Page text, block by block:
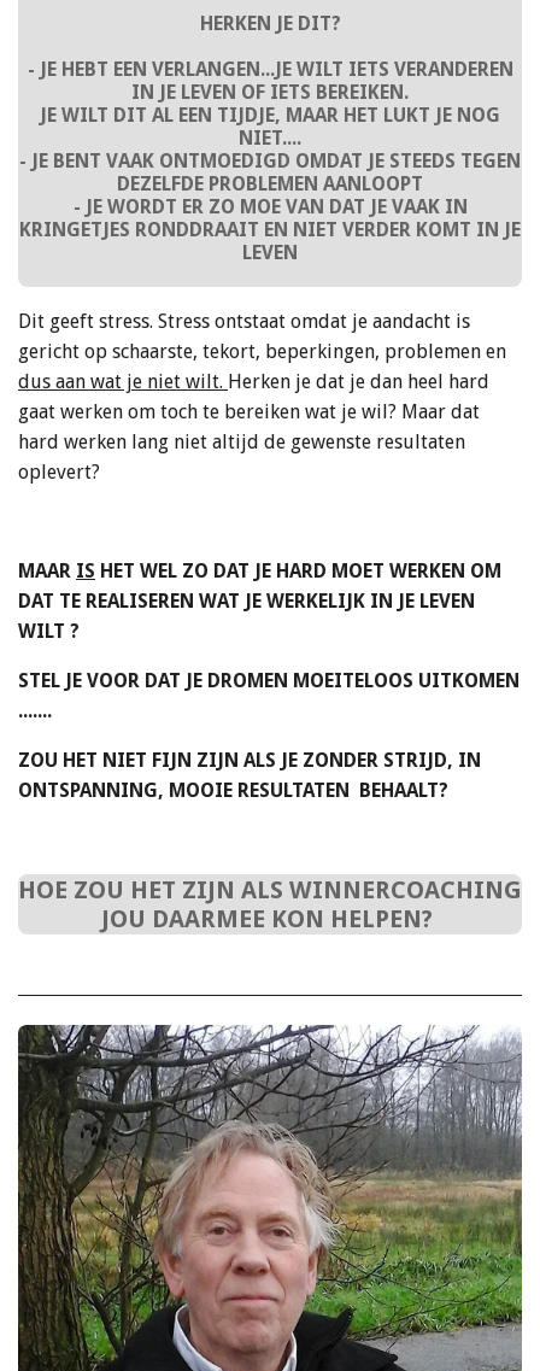
HERKEN JE DIT?
- JE HEBT EEN VERLANGEN...JE WILT IETS VERANDEREN
IN JE LEVEN OF IETS BEREIKEN.
JE WILT DIT AL EEN TIJDJE, MAAR HET LUKT JE NOG
NIET....
- JE BENT VAAK ONTMOEDIGD OMDAT JE STEEDS TEGEN
DEZELFDE PROBLEMEN AANLOOPT
- JE WORDT ER ZO MOE VAN DAT JE VAAK IN
KRINGETJES RONDDRAAIT EN NIET VERDER KOMT IN JE
LEVEN
Dit geeft stress. Stress ontstaat omdat je aandacht is
gericht op schaarste, tekort, beperkingen, problemen en
dus aan wat je niet wilt. Herken je dat je dan heel hard
gaat werken om toch te bereiken wat je wil? Maar dat
hard werken lang niet altijd de gewenste resultaten
oplevert?
MAAR IS HET WEL ZO DAT JE HARD MOET WERKEN OM
DAT TE REALISEREN WAT JE WERKELIJK IN JE LEVEN
WILT ?
STEL JE VOOR DAT JE DROMEN MOEITELOOS UITKOMEN
.......
ZOU HET NIET FIJN ZIJN ALS JE ZONDER STRIJD, IN
ONTSPANNING, MOOIE RESULTATEN BEHAALT?
HOE ZOU HET ZIJN ALS WINNERCOACHING
JOU DAARMEE KON HELPEN?